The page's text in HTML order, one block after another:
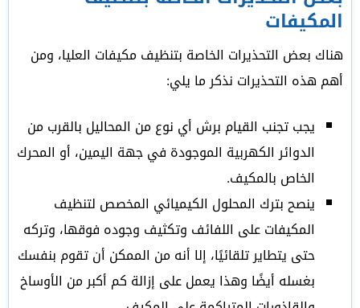
المكيفات
هناك بعض التحذيرات الخاصة بتنظيف مكيفات العليا، ومن
أهم هذه التحذيرات نذكر ما يلي:
يجب تجنب القيام برش أي نوع من المحاليل بالقرب من
الدوائر الكهربية الموجودة في جهة اليمين، أو المحرك
الخاص بالمكيف.
ينصح بترك المحلول الكيميائي المخصص لتنظيف
المكيفات على اللفائف وتكثيف وجوده فوقها، وتركه
حتى يتطاير تلقائيًا، إلا أنه من الممكن أن تقوم بنفسك
بغسله أيضًا وهذا يعمل على إزالة كم أكبر من الأوساخ